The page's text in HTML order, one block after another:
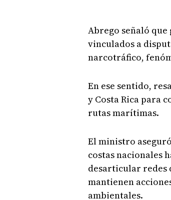
Abrego señaló
vinculados a
narcotráfico,
En ese sentido,
y Costa Rica para
rutas marítimas.
El ministro
costas nacionales
desarticular redes
mantienen
ambientales.